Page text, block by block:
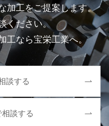
加工をご提案します。
ください。
工なら宝栄工業へ。
談する
談する